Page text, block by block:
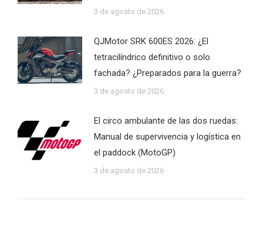
3 de agosto de 2026
QJMotor SRK 600ES 2026: ¿El
tetracilíndrico definitivo o solo
fachada? ¿Preparados para la guerra?
3 de agosto de 2026
El circo ambulante de las dos ruedas:
Manual de supervivencia y logística en
el paddock (MotoGP)
3 de agosto de 2026